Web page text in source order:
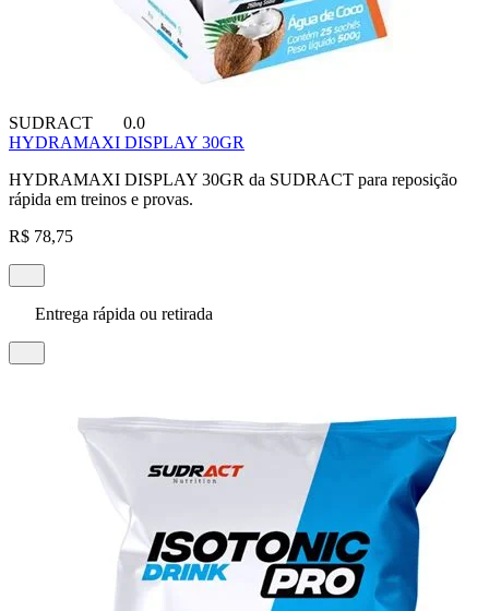
SUDRACT
0.0
HYDRAMAXI DISPLAY 30GR
HYDRAMAXI DISPLAY 30GR da SUDRACT para reposição
rápida em treinos e provas.
R$ 78,75
Entrega rápida ou retirada